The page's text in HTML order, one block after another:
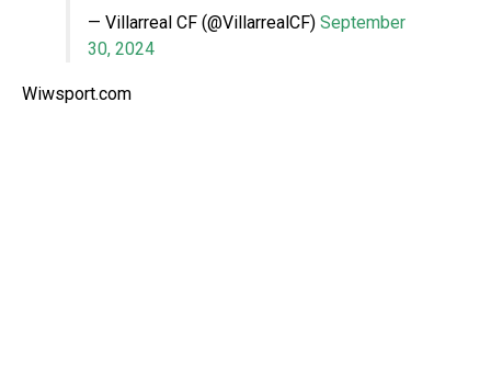
— Villarreal CF (@VillarrealCF) September
30, 2024
Wiwsport.com